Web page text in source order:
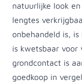
natuurlijke look
lengtes
onbehandeld is,
is kwetsbaar voor
grondcontact is
goedkoop in